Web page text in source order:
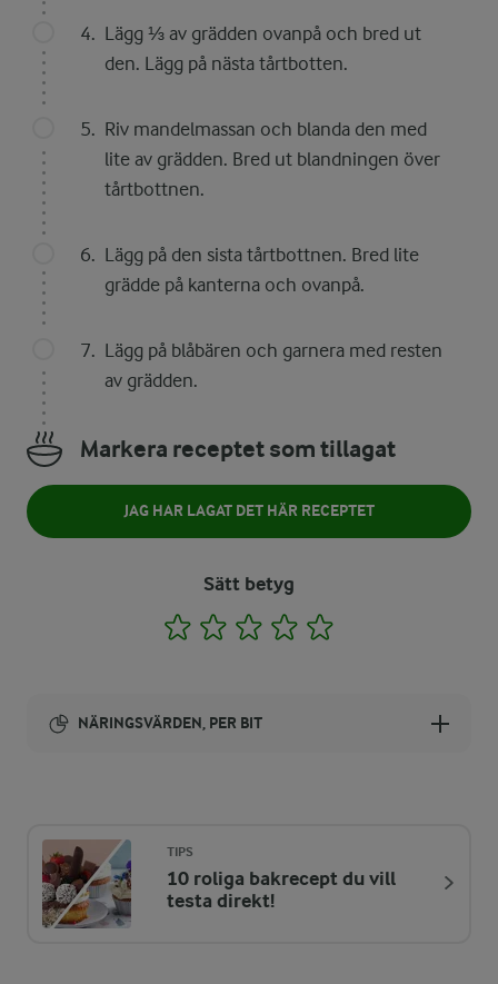
Lägg ⅓ av grädden ovanpå och bred ut
den. Lägg på nästa tårtbotten.
Riv mandelmassan och blanda den med
lite av grädden. Bred ut blandningen över
tårtbottnen.
Lägg på den sista tårtbottnen. Bred lite
grädde på kanterna och ovanpå.
Lägg på blåbären och garnera med resten
av grädden.
Markera receptet som tillagat
JAG HAR LAGAT DET HÄR RECEPTET
Sätt betyg
1 2 3 4
NÄRINGSVÄRDEN, PER BIT
ENERGIDISTRIBUTION %
NÄRINGSVÄRDEN PER BIT
TIPS
10 roliga bakrecept du vill
testa direkt!